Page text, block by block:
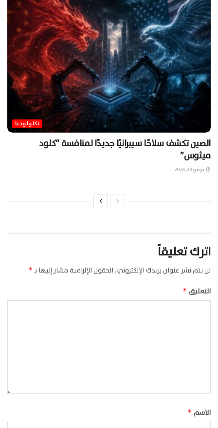
تكنولوجيا
الصين تكشف سلاحًا سيبرانيًا جديدًا لمنافسة “كلود
ميثوس”
يونيو 28, 2026
اترك تعليقاً
لن يتم نشر عنوان بريدك الإلكتروني. الحقول الإلزامية مشار إليها بـ*
التعليق *
الاسم *